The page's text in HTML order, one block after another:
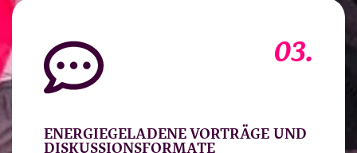
03.
ENERGIEGELADENE VORTRÄGE UND
DISKUSSIONSFORMATE